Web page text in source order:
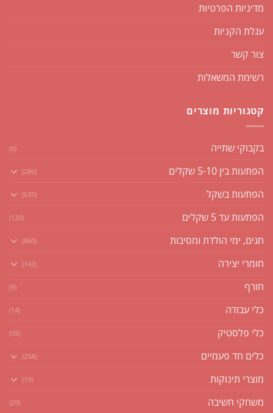
מדיניות הפרטיות
עגלת הקניות
צור קשר
רשימת המשאלות
קטגוריות מוצרים
בקבוקי שתייה (6)
הפתעות בין 5-10 שקלים (286)
הפתעות בשקל (635)
הפתעות עד 5 שקלים (120)
חגים, ימי הולדת ומסיבות (860)
חומרי יצירה (142)
חורף (9)
כלי עבודה (14)
כלי פלסטיק (55)
כלים חד פעמיים (254)
מוצרי תינוקות (19)
משחקי חשיבה (29)